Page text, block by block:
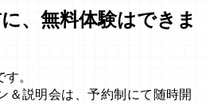
、無料体験はできま
。
＆説明会は、予約制にて随時開